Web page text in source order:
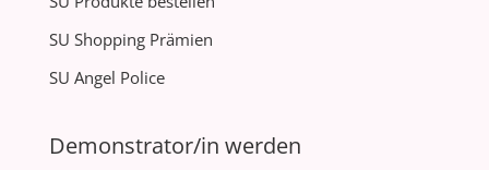
SU Shopping Prämien
SU Angel Police
Demonstrator/in werden